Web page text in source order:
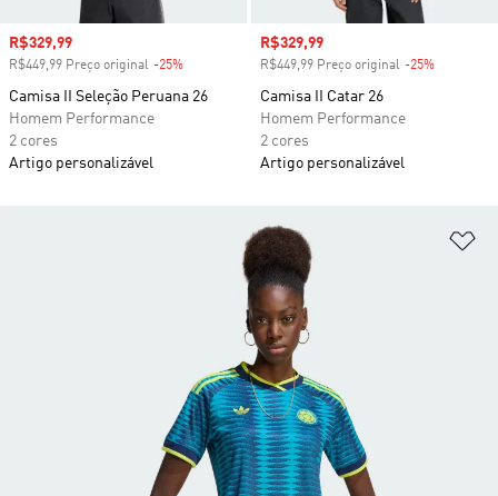
Preço com desconto
R$329,99
R$449,99 Preço original -25%
Camisa II Seleção Peruana 26
Homem Performance
2 cores
Artigo personalizável
Preço com desconto
R$329,99
R$449,99 Preço original -25%
Camisa II Catar 26
Homem Performance
2 cores
Artigo personalizável